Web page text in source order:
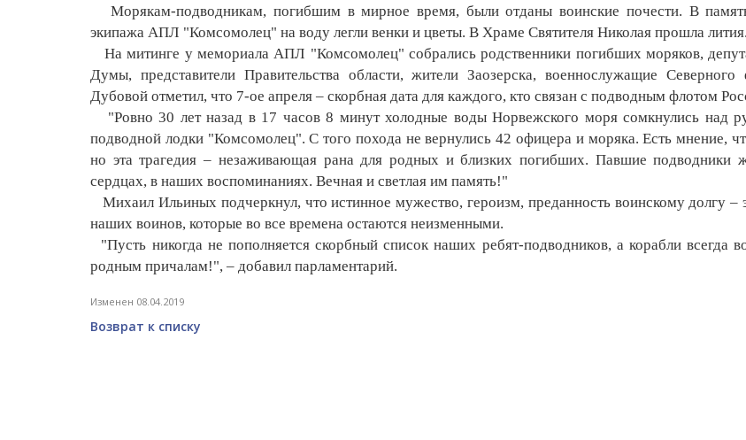
Морякам-подводникам, погибшим в мирное время, были отданы воинские почести. В
экипажа АПЛ "Комсомолец" на воду легли венки и цветы. В Храме Святителя Николая прошла лития.
На митинге у мемориала АПЛ "Комсомолец" собрались родственники погибших моряков,
Думы, представители Правительства области, жители Заозерска, военнослужащие Северного
Дубовой отметил, что 7-ое апреля – скорбная дата для каждого, кто связан с подводным флотом
"Ровно 30 лет назад в 17 часов 8 минут холодные воды Норвежского моря сомкнулись над
подводной лодки "Комсомолец". С того похода не вернулись 42 офицера и моряка. Есть мнение,
но эта трагедия – незаживающая рана для родных и близких погибших. Павшие подводники
сердцах, в наших воспоминаниях. Вечная и светлая им память!"
Михаил Ильиных подчеркнул, что истинное мужество, героизм, преданность воинскому долгу –
наших воинов, которые во все времена остаются неизменными.
"Пусть никогда не пополняется скорбный список наших ребят-подводников, а корабли всегда
родным причалам!", – добавил парламентарий.
Изменен 08.04.2019
Возврат к списку